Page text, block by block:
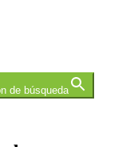
de búsqueda